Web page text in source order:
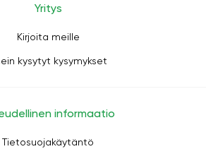
Yritys
Kirjoita meille
kysytyt kysymykset
informaatio
Tietosuojakäytäntö